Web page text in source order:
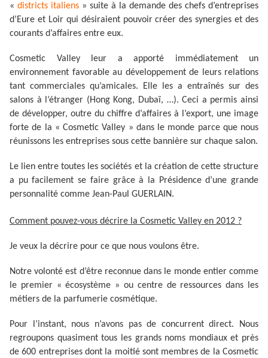
« districts italiens » suite à la demande des chefs d’entreprises
d’Eure et Loir qui désiraient pouvoir créer des synergies et des
courants d’affaires entre eux.
Cosmetic Valley leur a apporté immédiatement un
environnement favorable au développement de leurs relations
tant commerciales qu’amicales. Elle les a entraînés sur des
salons à l’étranger (Hong Kong, Dubaï, …). Ceci a permis ainsi
de développer, outre du chiffre d’affaires à l’export, une image
forte de la « Cosmetic Valley » dans le monde parce que nous
réunissons les entreprises sous cette bannière sur chaque salon.
Le lien entre toutes les sociétés et la création de cette structure
a pu facilement se faire grâce à la Présidence d’une grande
personnalité comme Jean-Paul GUERLAIN.
Comment pouvez-vous décrire la Cosmetic Valley en 2012 ?
Je veux la décrire pour ce que nous voulons être.
Notre volonté est d’être reconnue dans le monde entier comme
le premier « écosystème » ou centre de ressources dans les
métiers de la parfumerie cosmétique.
Pour l’instant, nous n’avons pas de concurrent direct. Nous
regroupons quasiment tous les grands noms mondiaux et près
de 600 entreprises dont la moitié sont membres de la Cosmetic